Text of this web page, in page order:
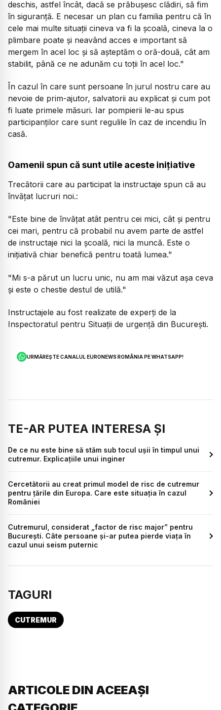
deschis, astfel încât, dacă se prăbușesc clădiri, să fim
în siguranță. E necesar un plan cu familia pentru că în
cele mai multe situații cineva va fi la școală, cineva la o
plimbare poate și neavând acces e important să
mergem în acel loc și să așteptăm o oră-două, cât am
stabilit, până ce ne adunăm cu toții în acel loc."
În cazul în care sunt persoane în jurul nostru care au
nevoie de prim-ajutor, salvatorii au explicat și cum pot
fi luate primele măsuri. Iar pompierii le-au spus
participanților care sunt regulile în caz de incendiu în
casă.
Oamenii spun că sunt utile aceste inițiative
Trecătorii care au participat la instructaje spun că au
învățat lucruri noi.:
"Este bine de învățat atât pentru cei mici, cât și pentru
cei mari, pentru că probabil nu avem parte de astfel
de instructaje nici la școală, nici la muncă. Este o
inițiativă chiar benefică pentru toată lumea."
"Mi s-a părut un lucru unic, nu am mai văzut așa ceva
și este o chestie destul de utilă."
Instructajele au fost realizate de experți de la
Inspectoratul pentru Situații de urgență din București.
URMĂREȘTE CANALUL EURONEWS ROMÂNIA PE WHATSAPP!
TE-AR PUTEA INTERESA ȘI
De ce nu este bine să stăm sub tocul ușii în timpul unui
cutremur. Explicațiile unui inginer
Cercetătorii au creat primul model de risc de cutremur
pentru țările din Europa. Care este situația în cazul
României
Cutremurul, considerat „factor de risc major” pentru
București. Câte persoane și-ar putea pierde viața în
cazul unui seism puternic
TAGURI
CUTREMUR
ARTICOLE DIN ACEEAȘI